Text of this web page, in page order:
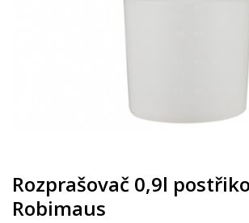
Rozprašovač 0,9l
Robimaus